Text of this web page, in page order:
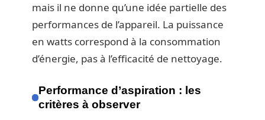
mais il ne donne qu’une idée partielle des
performances de l’appareil. La puissance
en watts correspond à la consommation
d’énergie, pas à l’efficacité de nettoyage.
Performance d’aspiration : les
critères à observer